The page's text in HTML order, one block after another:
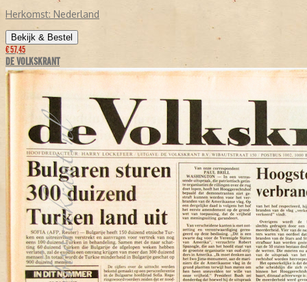
Herkomst: Nederland
Bekijk & Bestel
€ 57,45
DE VOLKSKRANT